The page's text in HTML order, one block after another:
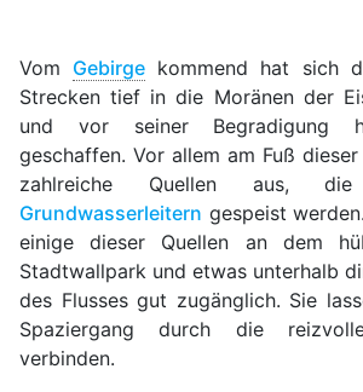
Vom Gebirge kommend hat sich
Strecken tief in die Moränen der
und vor seiner Begradigung
geschaffen. Vor allem am Fuß
zahlreiche Quellen aus,
Grundwasserleitern gespeist
einige dieser Quellen an dem
Stadtwallpark und etwas unterhalb
des Flusses gut zugänglich. Sie
Spaziergang durch die
verbinden.